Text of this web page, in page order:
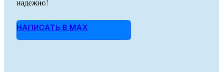
надежно!
НАПИСАТЬ В MAX